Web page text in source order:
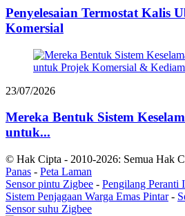
Penyelesaian Termostat Kalis
Komersial
23/07/2026
Mereka Bentuk Sistem
untuk...
© Hak Cipta - 2010-2026: Semua Hak
Panas - Peta Laman
Sensor pintu Zigbee - Pengilang Peranti
Sistem Penjagaan Warga Emas Pintar-
Sensor suhu Zigbee